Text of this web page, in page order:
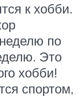
к хобби.
по
Это
хобби!
спортом,